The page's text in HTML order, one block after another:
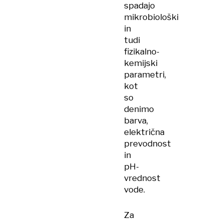
spadajo
mikrobiološki
in
tudi
fizikalno-
kemijski
parametri,
kot
so
denimo
barva,
električna
prevodnost
in
pH-
vrednost
vode.
Za